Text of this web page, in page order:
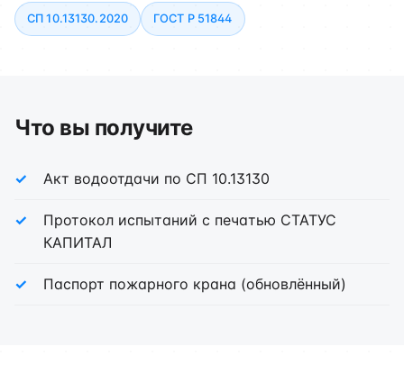
СП 10.13130.2020 ГОСТ Р 51844
Что вы получите
Акт водоотдачи по СП 10.13130
Протокол испытаний с печатью СТАТУС
КАПИТАЛ
Паспорт пожарного крана (обновлённый)